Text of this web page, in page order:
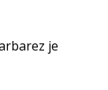
je